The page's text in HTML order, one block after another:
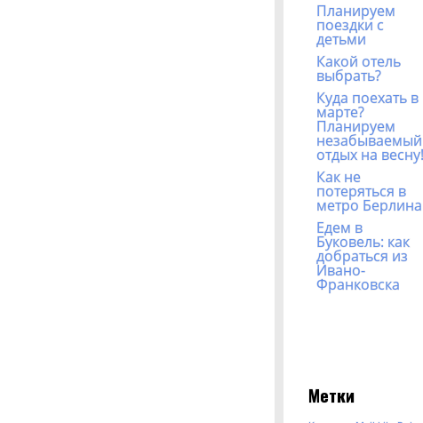
Планируем
поездки с
детьми
Какой отель
выбрать?
Куда поехать в
марте?
Планируем
незабываемый
отдых на весну!
Как не
потеряться в
метро Берлина
Едем в
Буковель: как
добраться из
Ивано-
Франковска
Метки